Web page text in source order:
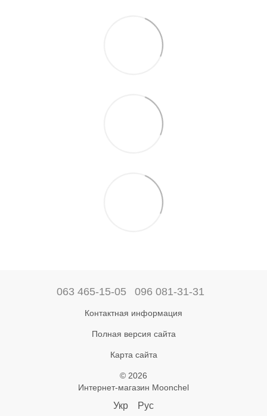
063 465-15-05 096 081-31-31
Контактная информация
Полная версия сайта
Карта сайта
© 2026
Интернет-магазин Moonchel
Укр Рус